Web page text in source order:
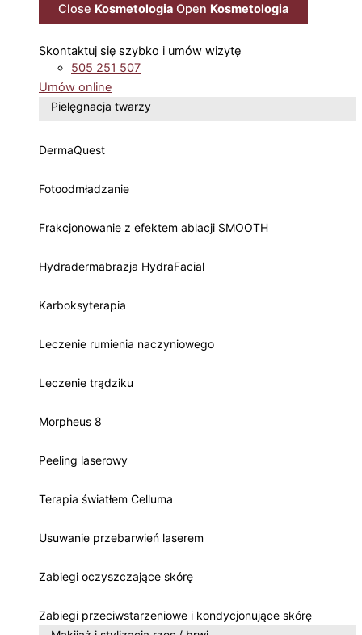
Close Kosmetologia Open Kosmetologia
Skontaktuj się szybko i umów wizytę
505 251 507
Umów online
Pielęgnacja twarzy
DermaQuest
Fotoodmładzanie
Frakcjonowanie z efektem ablacji SMOOTH
Hydradermabrazja HydraFacial
Karboksyterapia
Leczenie rumienia naczyniowego
Leczenie trądziku
Morpheus 8
Peeling laserowy
Terapia światłem Celluma
Usuwanie przebarwień laserem
Zabiegi oczyszczające skórę
Zabiegi przeciwstarzeniowe i kondycjonujące skórę